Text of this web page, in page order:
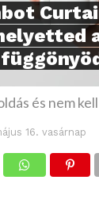
és nem
16. vasárnap